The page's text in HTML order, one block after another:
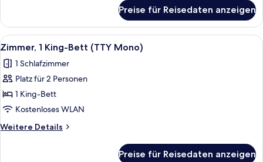
1 King-
Bett
(ADA
Preise für Reisedaten anzeigen
Alle
Fotos
für
Zimmer,
1 King-
Bett
(TTY
Mono)
Ein Hotelzimmer mit einem großen
5
Zimmer, 1 King-Bett (TTY Mono)
1 Schlafzimmer
Platz für 2 Personen
1 King-Bett
Kostenloses WLAN
Weitere Details
Weitere
Preise für Reisedaten anzeigen